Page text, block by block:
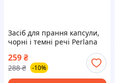
Засіб для прання капсули,
чорні і темні речі Perlana
капсул
259₴
288 ₴ -10%